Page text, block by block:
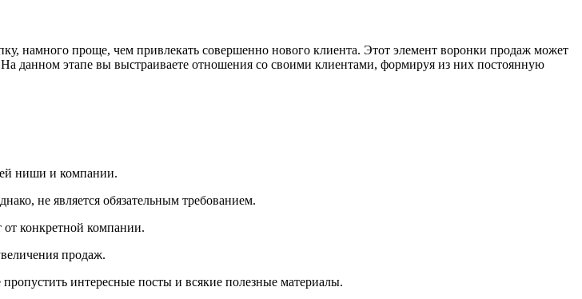
намного проще, чем привлекать совершенно нового клиента. Этот элемент воронки продаж может
данном этапе вы выстраиваете отношения со своими клиентами, формируя из них постоянную
ниши и компании.
не является обязательным требованием.
от конкретной компании.
продаж.
интересные посты и всякие полезные материалы.